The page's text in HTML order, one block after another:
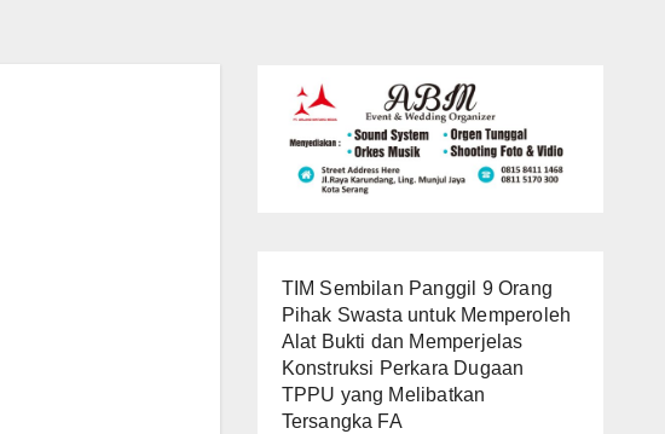
TIM Sembilan Panggil 9 Orang
Pihak Swasta untuk Memperoleh
Alat Bukti dan Memperjelas
Konstruksi Perkara Dugaan
TPPU yang Melibatkan
Tersangka FA